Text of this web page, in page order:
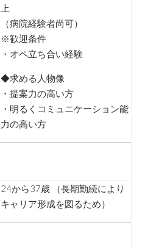
上
（病院経験者尚可）
※歓迎条件
・オペ立ち合い経験
◆求める人物像
・提案力の高い方
・明るくコミュニケーション能
力の高い方
24から37歳 （長期勤続により
キャリア形成を図るため）